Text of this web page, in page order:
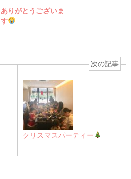
ありがとうございま
す
次の記事
クリスマスパーティー